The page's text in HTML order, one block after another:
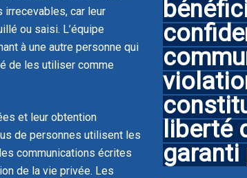
irrecevables, car leur
ou saisi. L’équipe
à une autre personne qui
de les utiliser comme
et leur obtention
de personnes utilisent les
communications écrites
de la vie privée. Les
liberté
garanti